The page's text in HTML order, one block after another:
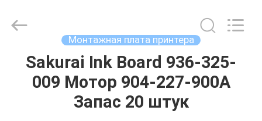
ДОМ
ПРОДУКТЫ
Automation
Co.ltd.
Монтажная плата принтера
Sakurai Ink Board 936-325-
009 Мотор 904-227-900A
Запас 20 штук